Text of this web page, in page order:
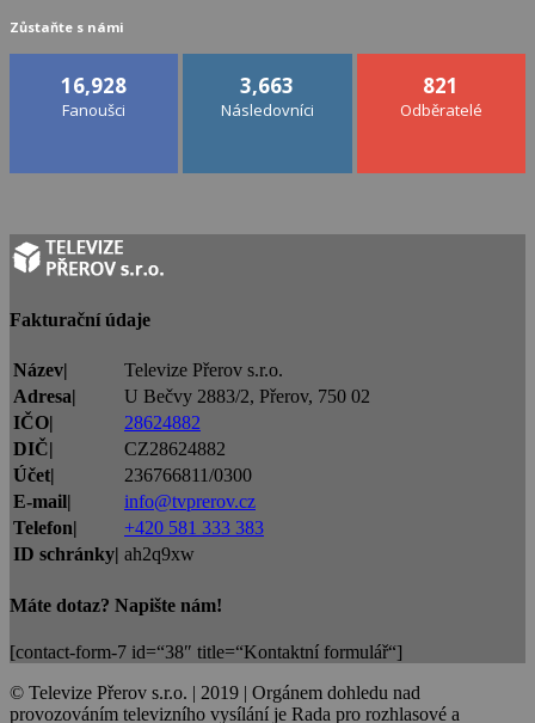
Zůstaňte s námi
16,928
Fanoušci
3,663
Následovníci
821
Odběratelé
Fakturační údaje
Název|
Televize Přerov s.r.o.
Adresa|
U Bečvy 2883/2, Přerov, 750 02
IČO|
28624882
DIČ|
CZ28624882
Účet|
236766811/0300
E-mail|
info@tvprerov.cz
Telefon|
+420 581 333 383
ID schránky| ah2q9xw
Máte dotaz? Napište nám!
[contact-form-7 id=“38″ title=“Kontaktní formulář“]
© Televize Přerov s.r.o. | 2019 | Orgánem dohledu nad
provozováním televizního vysílání je Rada pro rozhlasové a